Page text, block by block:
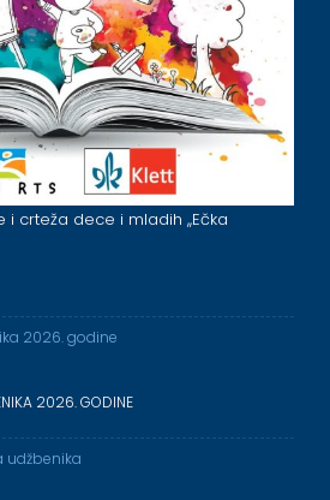
i crteža dece i mladih ,,Ečka
2026. godine
2026. GODINE
udžbenika